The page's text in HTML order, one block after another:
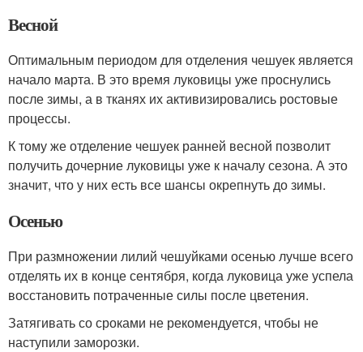
Весной
Оптимальным периодом для отделения чешуек является
начало марта. В это время луковицы уже проснулись
после зимы, а в тканях их активизировались ростовые
процессы.
К тому же отделение чешуек ранней весной позволит
получить дочерние луковицы уже к началу сезона. А это
значит, что у них есть все шансы окрепнуть до зимы.
Осенью
При размножении лилий чешуйками осенью лучше всего
отделять их в конце сентября, когда луковица уже успела
восстановить потраченные силы после цветения.
Затягивать со сроками не рекомендуется, чтобы не
наступили заморозки.